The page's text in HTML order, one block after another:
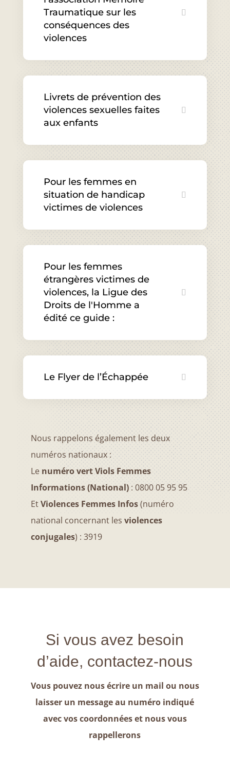
Traumatique sur les
conséquences des
violences
Livrets de prévention des
violences sexuelles faites
aux enfants
Pour les femmes en
situation de handicap
victimes de violences
Pour les femmes
étrangères victimes de
violences, la Ligue des
Droits de l'Homme a
édité ce guide :
Le Flyer de l’Échappée
Nous rappelons également les deux
numéros nationaux :
Le numéro vert Viols Femmes
Informations (National): 0800 05 95 95
EtViolences Femmes Infos(numéro
national concernant les violences
conjugales) : 3919
Si vous avez besoin
d’aide, contactez-nous
Vous pouvez nous écrire un mail ou nous
laisser un message au numéro indiqué
avec vos coordonnées et nous vous
rappellerons